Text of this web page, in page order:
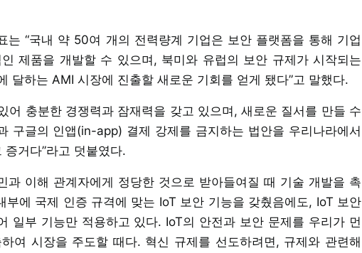
는 “국내 약 50여 개의 전력량계 기업은 보안 플랫폼을 통해 기업
제품을 개발할 수 있으며, 북미와 유럽의 보안 규제가 시작되는
달하는 AMI 시장에 진출할 새로운 기회를 얻게 됐다”고 말했다.
어 충분한 경쟁력과 잠재력을 갖고 있으며, 새로운 질서를 만들 수
구글의 인앱(in-app) 결제 강제를 금지하는 법안을 우리나라에서
거다”라고 덧붙였다.
과 이해 관계자에게 정당한 것으로 받아들여질 때 기술 개발을 촉
부에 국제 인증 규격에 맞는 IoT 보안 기능을 갖췄음에도, IoT 보안
일부 기능만 적용하고 있다. IoT의 안전과 보안 문제를 우리가 먼
여 시장을 주도할 때다. 혁신 규제를 선도하려면, 규제와 관련해